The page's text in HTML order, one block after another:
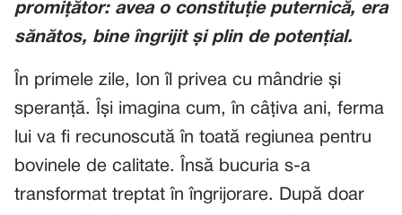
promițător: avea o constituție puternică, era
sănătos, bine îngrijit și plin de potențial.
În primele zile, Ion îl privea cu mândrie și
speranță. Își imagina cum, în câțiva ani, ferma
lui va fi recunoscută în toată regiunea pentru
bovinele de calitate. Însă bucuria s-a
transformat treptat în îngrijorare. După doar